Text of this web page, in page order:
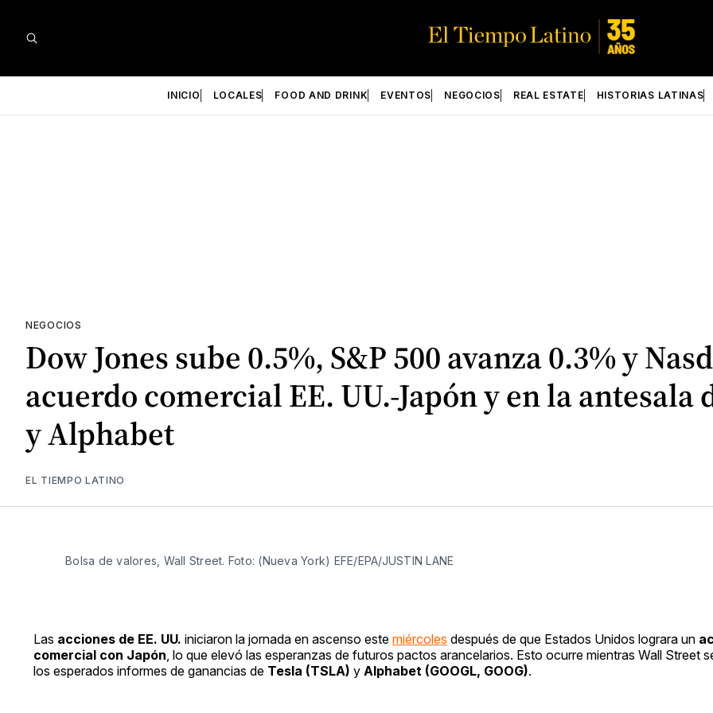
INICIO LOCALES FOOD AND DRINK EVENTOS NEGOCIOS REAL ESTATE HISTORIAS LATINAS
NEGOCIOS
Dow Jones sube 0.5%, S&P 500 avanza 0.3% y
acuerdo comercial EE. UU.-Japón y en la antesala
y Alphabet
EL TIEMPO LATINO
Bolsa de valores, Wall Street. Foto: (Nueva York) EFE/EPA/JUSTIN LANE
Las acciones de EE. UU. iniciaron la jornada en ascenso este miércoles después de que Estados Unidos lograra un
comercial con Japón , lo que elevó las esperanzas de futuros pactos arancelarios. Esto ocurre mientras Wall Street
los esperados informes de ganancias de Tesla (TSLA) y Alphabet (GOOGL, GOOG).